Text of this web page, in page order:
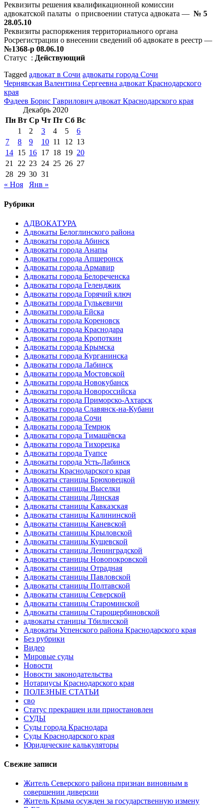
Реквизиты решения квалификационной комиссии
адвокатской палаты о присвоении статуса адвоката — № 5
28.05.10
Реквизиты распоряжения территориального органа
Росрегистрации о внесении сведений об адвокате в реестр —
№1368-р 08.06.10
Статус : Действующий
Tagged адвокат в Сочи адвокаты города Сочи
Навигация
по
записям
Чернявская Валентина Сергеевна адвокат Краснодарского
края
Фадеев Борис Гаврилович адвокат Краснодарского края
Декабрь 2020
Пн Вт Ср Чт Пт Сб Вс
1
2 3 4 5
6
7
8 9 10 11 12 13
14 15 16 17 18 19 20
21
22 23 24 25 26 27
28 29 30 31
« Ноя
Янв »
Рубрики
АДВОКАТУРА
Адвокаты Белоглинского района
Адвокаты города Абинск
Адвокаты города Анапы
Адвокаты города Апшеронск
Адвокаты города Армавир
Адвокаты города Белореченска
Адвокаты города Геленджик
Адвокаты города Горячий ключ
Адвокаты города Гулькевичи
Адвокаты города Ейска
Адвокаты города Кореновск
Адвокаты города Краснодара
Адвокаты города Кропоткин
Адвокаты города Крымска
Адвокаты города Курганинска
Адвокаты города Лабинск
Адвокаты города Мостовской
Адвокаты города Новокубанск
Адвокаты города Новороссийска
Адвокаты города Приморско-Ахтарск
Адвокаты города Славянск-на-Кубани
Адвокаты города Сочи
Адвокаты города Темрюк
Адвокаты города Тимашёвска
Адвокаты города Тихорецка
Адвокаты города Туапсе
Адвокаты города Усть-Лабинск
Адвокаты Краснодарского края
Адвокаты станицы Брюховецкой
Адвокаты станицы Выселки
Адвокаты станицы Динская
Адвокаты станицы Кавказская
Адвокаты станицы Калининской
Адвокаты станицы Каневской
Адвокаты станицы Крыловской
Адвокаты станицы Кущевской
Адвокаты станицы Ленинградской
Адвокаты станицы Новопокровской
Адвокаты станицы Отрадная
Адвокаты станицы Павловской
Адвокаты станицы Полтавской
Адвокаты станицы Северской
Адвокаты станицы Староминской
Адвокаты станицы Старощербиновской
адвокаты станицы Тбилисской
Адвокаты Успенского района Краснодарского края
Без рубрики
Видео
Мировые суды
Новости
Новости законодательства
Нотариусы Краснодарского края
ПОЛЕЗНЫЕ СТАТЬИ
сво
Статус прекращен или приостановлен
СУДЫ
Суды города Краснодара
Суды Краснодарского края
Юридические калькуляторы
Свежие записи
Житель Северского района признан виновным в
совершении диверсии
Житель Крыма осужден за государственную измену